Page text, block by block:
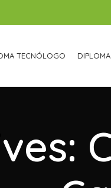
TECNÓLOGO